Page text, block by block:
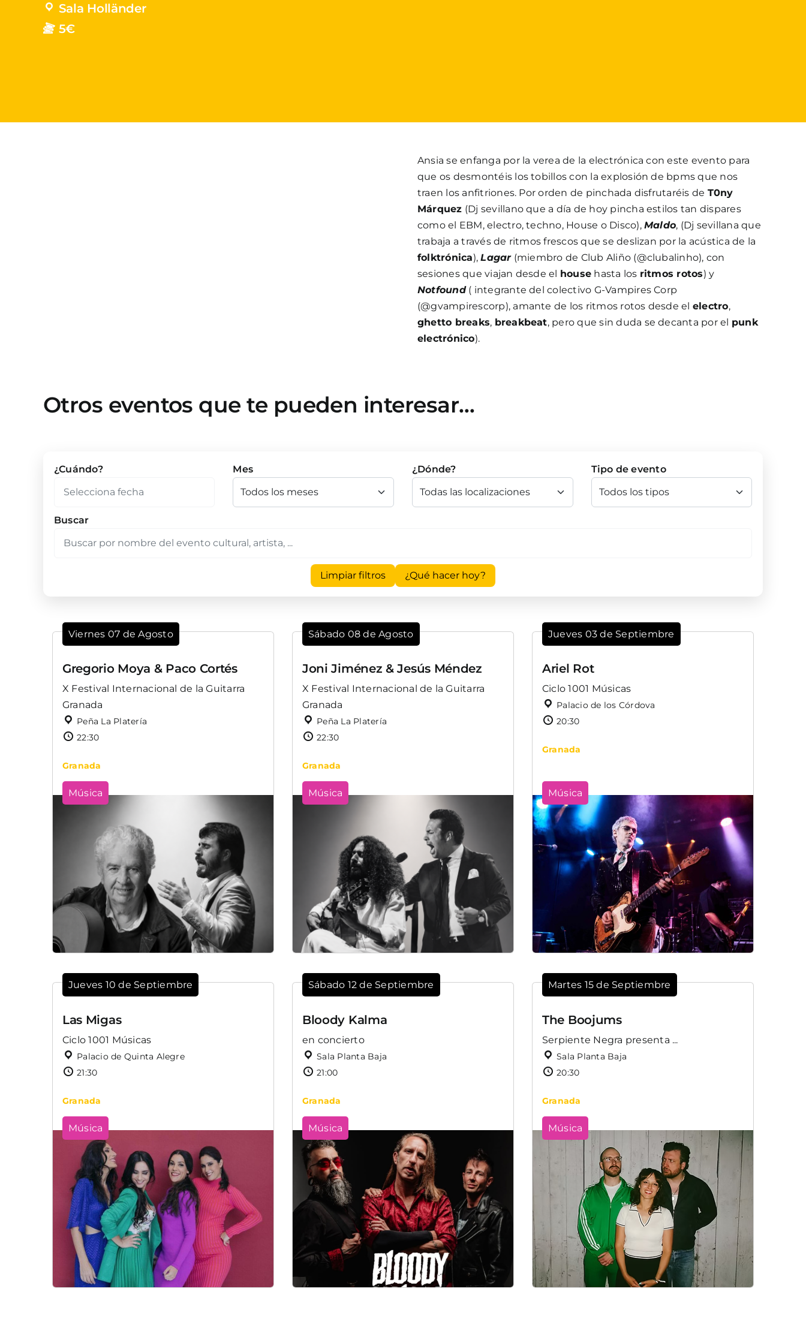
Sala Holländer
5€
Ansia se enfanga por la verea de la electrónica con este evento para
que os desmontéis los tobillos con la explosión de bpms que nos
traen los anfitriones. Por orden de pinchada disfrutaréis de T0ny
Márquez (Dj sevillano que a día de hoy pincha estilos tan dispares
como el EBM, electro, techno, House o Disco), Maldo, (Dj sevillana que
trabaja a través de ritmos frescos que se deslizan por la acústica de la
folktrónica),Lagar(miembro de Club Aliño (@clubalinho), con
sesiones que viajan desde el house hasta los ritmos rotos) y
Notfound( integrante del colectivo G-Vampires Corp
(@gvampirescorp), amante de los ritmos rotos desde el electro,
ghetto breaks, breakbeat, pero que sin duda se decanta por el punk
electrónico).
Otros eventos que te pueden interesar…
¿Cuándo? Mes ¿Dónde? Tipo de evento
Buscar
Limpiar filtros ¿Qué hacer hoy?
Viernes 07 de Agosto
Gregorio Moya & Paco Cortés
X Festival Internacional de la Guitarra
Granada
Peña La Platería
22:30
Granada
Música
Sábado 08 de Agosto
Joni Jiménez & Jesús Méndez
X Festival Internacional de la Guitarra
Granada
Peña La Platería
22:30
Granada
Música
Jueves 03 de Septiembre
Ariel Rot
Ciclo 1001 Músicas
Palacio de los Córdova
20:30
Granada
Música
Jueves 10 de Septiembre
Las Migas
Ciclo 1001 Músicas
Palacio de Quinta Alegre
21:30
Granada
Música
Sábado 12 de Septiembre
Bloody Kalma
en concierto
Sala Planta Baja
21:00
Granada
Música
Martes 15 de Septiembre
The Boojums
Serpiente Negra presenta ...
Sala Planta Baja
20:30
Granada
Música